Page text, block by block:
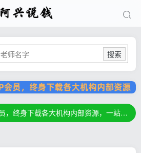
搜索
部资源，一站式草根创业基地，最新最强网赚教程大全，小投入，大回报！
部资源，一站式草根创业基地，最新最强网赚教程大全，小投入，大回报！